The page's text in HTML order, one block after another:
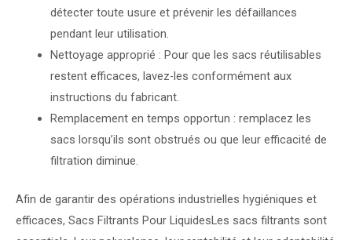
détecter toute usure et prévenir les défaillances
pendant leur utilisation.
Nettoyage approprié : Pour que les sacs réutilisables
restent efficaces, lavez-les conformément aux
instructions du fabricant.
Remplacement en temps opportun : remplacez les
sacs lorsqu’ils sont obstrués ou que leur efficacité de
filtration diminue.
Afin de garantir des opérations industrielles hygiéniques et
efficaces, Sacs Filtrants Pour LiquidesLes sacs filtrants sont